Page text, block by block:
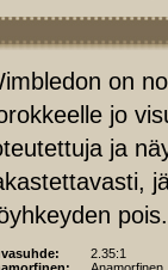
on
jo
ja
pois.
2.35:1